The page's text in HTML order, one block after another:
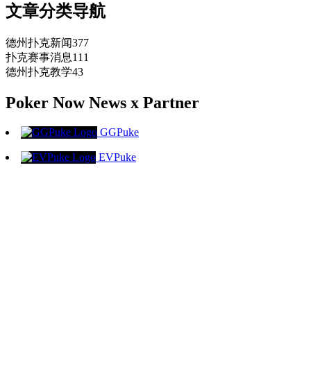
文章分类导航
德州扑克新闻377
扑克赛事消息111
德州扑克教学43
Poker Now News x Partner
GGPuke
EVPuke